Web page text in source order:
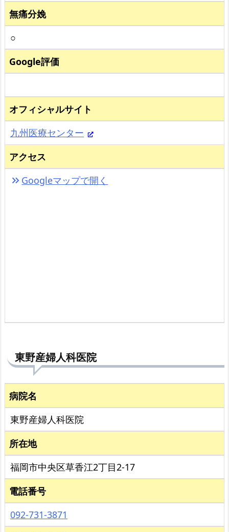
無痛分娩
○
Google評価
オフィシャルサイト
九州医療センター
アクセス
keyboard_double_arrow_right Googleマップで開く
東野産婦人科医院
病院名
東野産婦人科医院
所在地
福岡市中央区草香江2丁目2-17
電話番号
092-731-3871